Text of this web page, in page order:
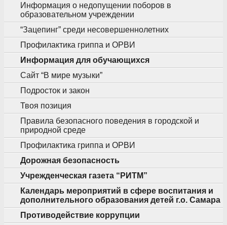
Информация о недопущении поборов в
образовательном учреждении
“Зацепинг” среди несовершеннолетних
Профилактика гриппа и ОРВИ
Информация для обучающихся
Сайт “В мире музыки”
Подросток и закон
Твоя позиция
Правила безопасного поведения в городской и
природной среде
Профилактика гриппа и ОРВИ
Дорожная безопасность
Учрежденческая газета “РИТМ”
Календарь мероприятий в сфере воспитания и
дополнительного образования детей г.о. Самара
Противодействие коррупции